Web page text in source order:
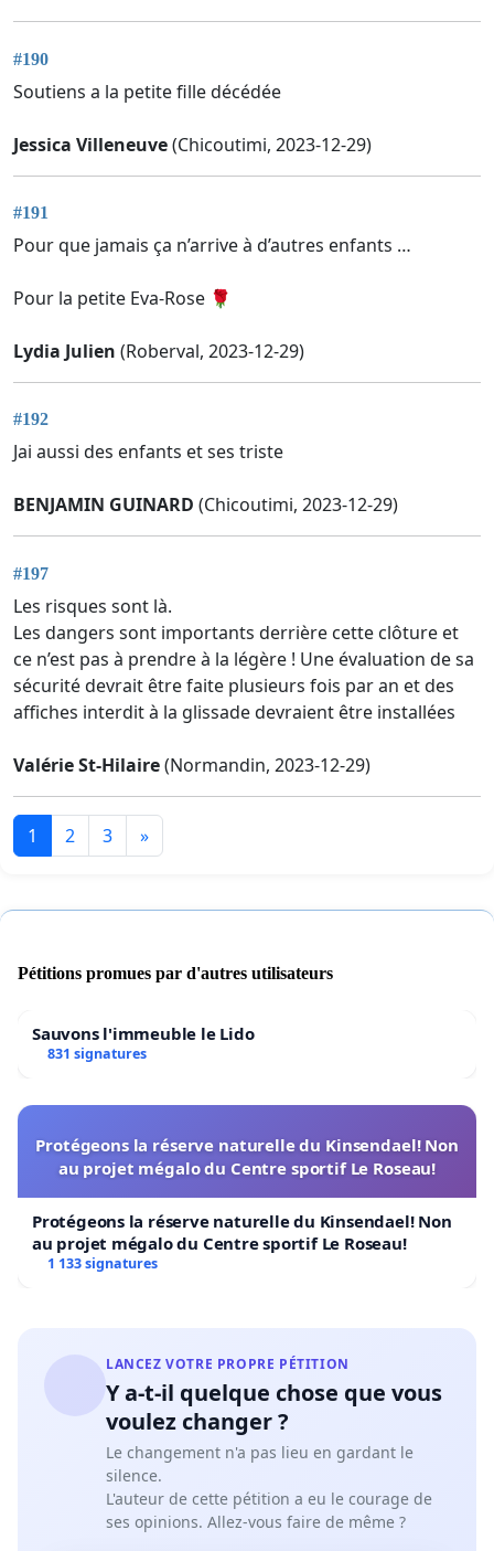
#190
Soutiens a la petite fille décédée
Jessica Villeneuve(Chicoutimi, 2023-12-29)
#191
Pour que jamais ça n’arrive à d’autres enfants …
Pour la petite Eva-Rose 🌹
Lydia Julien (Roberval, 2023-12-29)
#192
Jai aussi des enfants et ses triste
BENJAMIN GUINARD (Chicoutimi, 2023-12-29)
#197
Les risques sont là.
Les dangers sont importants derrière cette clôture et
ce n’est pas à prendre à la légère ! Une évaluation de sa
sécurité devrait être faite plusieurs fois par an et des
affiches interdit à la glissade devraient être installées
Valérie St-Hilaire(Normandin, 2023-12-29)
1 2 3 »
Pétitions promues par d'autres utilisateurs
Sauvons l'immeuble le Lido
831 signatures
Protégeons la réserve naturelle du Kinsendael! Non
au projet mégalo du Centre sportif Le Roseau!
Protégeons la réserve naturelle du Kinsendael! Non
au projet mégalo du Centre sportif Le Roseau!
1 133 signatures
LANCEZ VOTRE PROPRE PÉTITION
Y a-t-il quelque chose que vous
voulez changer ?
Le changement n'a pas lieu en gardant le
silence.
L'auteur de cette pétition a eu le courage de
ses opinions. Allez-vous faire de même ?